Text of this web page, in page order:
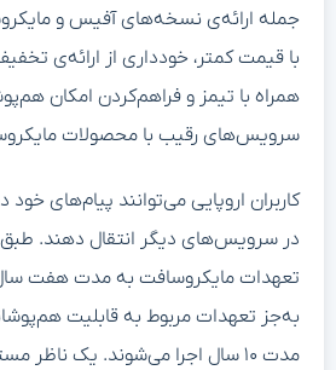
با قیمت کمتر، خودداری از ارائه‌ی
همراه با تیمز و فراهم‌کردن امکان
سرویس‌های رقیب با محصولات
کاربران اروپایی می‌توانند پیام‌های خود
در سرویس‌های دیگر انتقال دهند.
تعهدات مایکروسافت به مدت هفت سال
به‌جز تعهدات مربوط به قابلیت
مدت ۱۰ سال اجرا می‌شوند. یک ناظر